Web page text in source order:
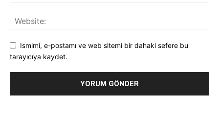
Ismimi, e-postamı ve web sitemi bir dahaki sefere bu
tarayıcıya kaydet.